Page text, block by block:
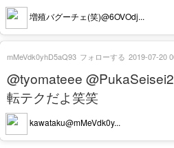
増殖バグーチェ(笑)@6OVOdj...
@tyomateee
転テクだよ笑笑
kawataku@mMeVdk0y...
mMeVdk0yhD5aQ93 フォローする 2019-07-20